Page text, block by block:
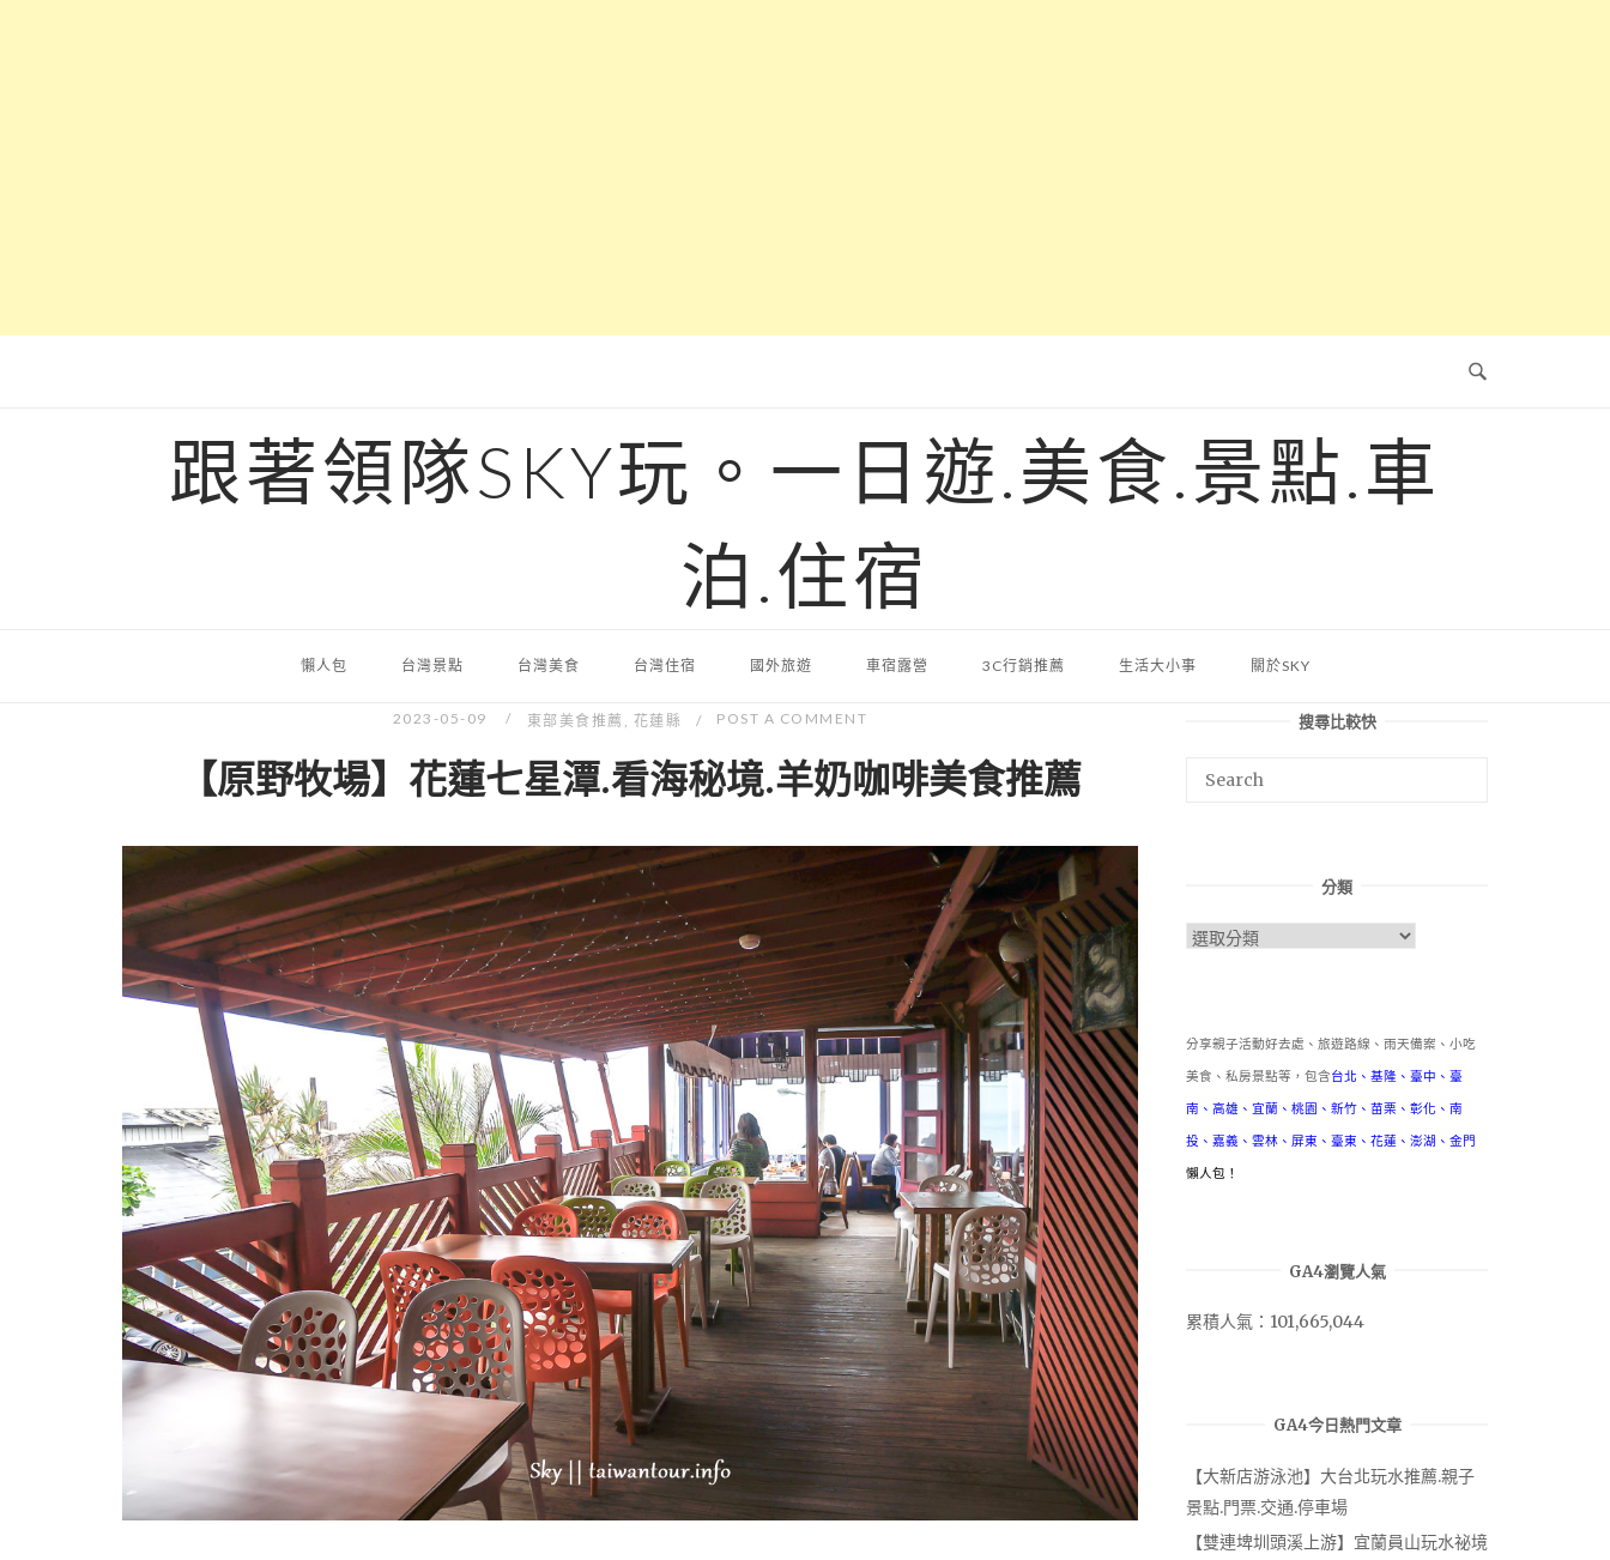
跟著領隊SKY玩。一日遊.美食.景點.車
泊.住宿
懶人包 台灣景點 台灣美食 台灣住宿 國外旅遊 車宿露營 3C行銷推薦 生活大小事 關於SKY
2023-05-09 東部美食推薦 , 花蓮縣 POST A COMMENT
【原野牧場】花蓮七星潭.看海秘境.羊奶咖啡美食推薦
搜尋比較快
分類
分
分享親子活動好去處、旅遊路線、雨天備案、小吃
美食、私房景點等，包含台北 、 基隆 、 臺中 、 臺
南 、 高雄 、 宜蘭 、 桃園 、 新竹 、 苗栗 、 彰化 、 南
投 、 嘉義 、 雲林 、 屏東 、 臺東 、 花蓮 、 澎湖 、 金門
懶人包！
GA4瀏覽人氣
累積人氣：101,665,044
GA4今日熱門文章
【大新店游泳池】大台北玩水推薦.親子
景點.門票.交通.停車場
【雙連埤圳頭溪上游】宜蘭員山玩水祕境